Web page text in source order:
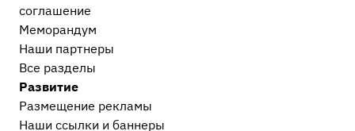
соглашение
Меморандум
Наши партнеры
Все разделы
Развитие
Размещение рекламы
Наши ссылки и баннеры